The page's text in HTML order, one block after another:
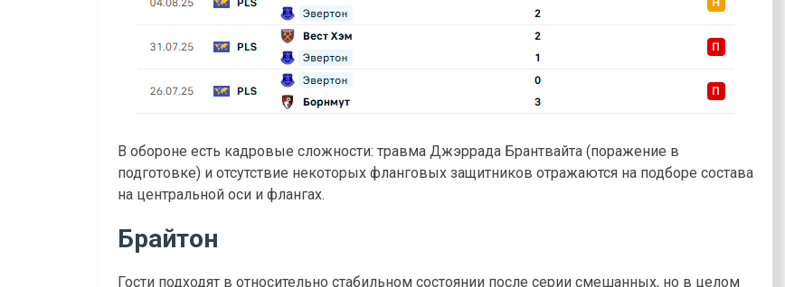
В обороне есть кадровые сложности: травма Джэррада Брантвайта (поражение в
подготовке) и отсутствие некоторых фланговых защитников отражаются на подборе состава
на центральной оси и флангах.
Брайтон
Гости подходят в относительно стабильном состоянии после серии смешанных, но в целом